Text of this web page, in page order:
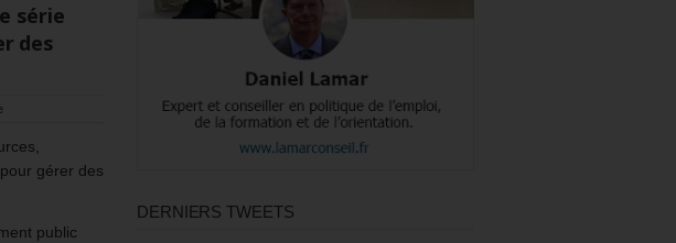
série
des
gérer des
public
DERNIERS TWEETS